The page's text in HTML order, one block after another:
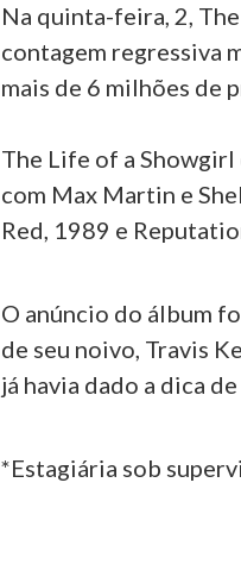
Na quinta-feira, 2,
contagem regressiva
mais de 6 milhões de
The Life of a
com Max Martin e
Red, 1989 e
O anúncio do álbum
de seu noivo, Travis
já havia dado a dica
*Estagiária sob